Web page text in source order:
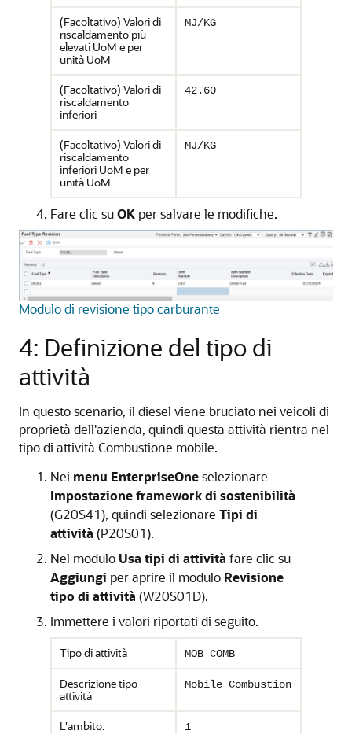
(Facoltativo) Valori di
riscaldamento più
elevati UoM e per
unità UoM
MJ/KG
(Facoltativo) Valori di
riscaldamento
inferiori
42.60
(Facoltativo) Valori di
riscaldamento
inferiori UoM e per
unità UoM
MJ/KG
Fare clic suOK per salvare le modifiche.
Modulo di revisione tipo carburante
4: Definizione del tipo di
attività
In questo scenario, il diesel viene bruciato nei veicoli di
proprietà dell'azienda, quindi questa attività rientra nel
tipo di attività Combustione mobile.
Nei menu EnterpriseOneselezionare
Impostazione framework di sostenibilità
(G20S41), quindi selezionare Tipi di
attività (P20S01).
Nel modulo Usa tipi di attività fare clic su
Aggiungi per aprire il modulo Revisione
tipo di attività (W20S01D).
Immettere i valori riportati di seguito.
Tipo di attività MOB_COMB
Descrizione tipo
attività
Mobile Combustion
L'ambito. 1